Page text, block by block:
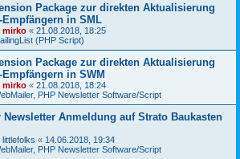
Package zur direkten Aktualisierung
in SML
mirko « 21.08.2018, 18:25
(PHP Script)
Package zur direkten Aktualisierung
in SWM
mirko « 21.08.2018, 18:24
PHP Newsletter Software/Script
Newsletter Anmeldung auf Strato Baukasten
littlefolks « 14.06.2018, 19:34
PHP Newsletter Software/Script